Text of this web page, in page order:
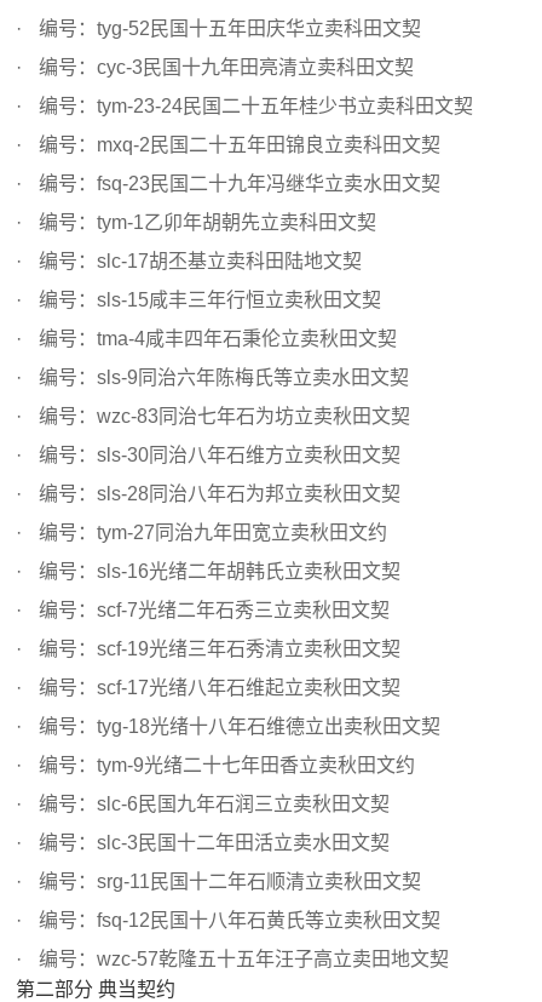
编号：tyg-52民国十五年田庆华立卖科田文契
编号：cyc-3民国十九年田亮清立卖科田文契
编号：tym-23-24民国二十五年桂少书立卖科田文契
编号：mxq-2民国二十五年田锦良立卖科田文契
编号：fsq-23民国二十九年冯继华立卖水田文契
编号：tym-1乙卯年胡朝先立卖科田文契
编号：slc-17胡丕基立卖科田陆地文契
编号：sls-15咸丰三年行恒立卖秋田文契
编号：tma-4咸丰四年石秉伦立卖秋田文契
编号：sls-9同治六年陈梅氏等立卖水田文契
编号：wzc-83同治七年石为坊立卖秋田文契
编号：sls-30同治八年石维方立卖秋田文契
编号：sls-28同治八年石为邦立卖秋田文契
编号：tym-27同治九年田宽立卖秋田文约
编号：sls-16光绪二年胡韩氏立卖秋田文契
编号：scf-7光绪二年石秀三立卖秋田文契
编号：scf-19光绪三年石秀清立卖秋田文契
编号：scf-17光绪八年石维起立卖秋田文契
编号：tyg-18光绪十八年石维德立出卖秋田文契
编号：tym-9光绪二十七年田香立卖秋田文约
编号：slc-6民国九年石润三立卖秋田文契
编号：slc-3民国十二年田活立卖水田文契
编号：srg-11民国十二年石顺清立卖秋田文契
编号：fsq-12民国十八年石黄氏等立卖秋田文契
编号：wzc-57乾隆五十五年汪子高立卖田地文契
第二部分 典当契约